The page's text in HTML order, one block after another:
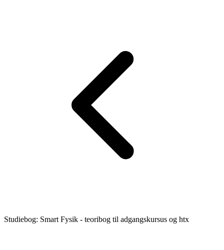
Studiebog: Smart Fysik - teoribog til adgangskursus og htx